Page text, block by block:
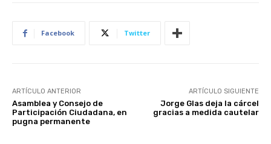
Facebook Twitter
ARTÍCULO ANTERIOR
Asamblea y Consejo de
Participación Ciudadana, en
pugna permanente
ARTÍCULO SIGUIENTE
Jorge Glas deja la cárcel
gracias a medida cautelar